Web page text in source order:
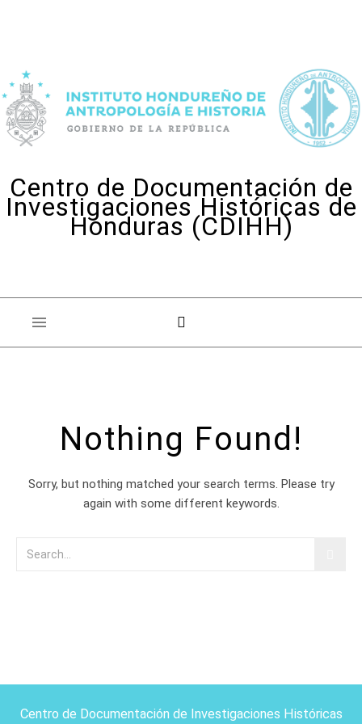
Centro de Documentación de
Investigaciones Históricas de
Honduras (CDIHH)
Nothing Found!
Sorry, but nothing matched your search terms. Please try
again with some different keywords.
Centro de Documentación de Investigaciones Históricas